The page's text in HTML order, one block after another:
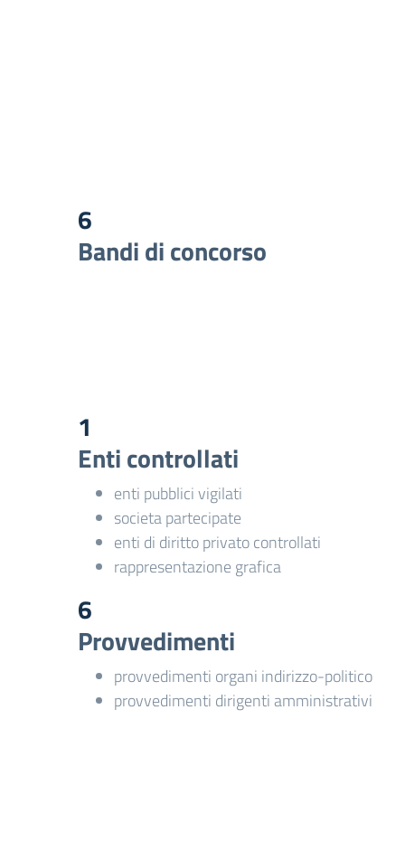
6
Bandi di concorso
1
Enti controllati
enti pubblici vigilati
societa partecipate
enti di diritto privato controllati
rappresentazione grafica
6
Provvedimenti
provvedimenti organi indirizzo-politico
provvedimenti dirigenti amministrativi